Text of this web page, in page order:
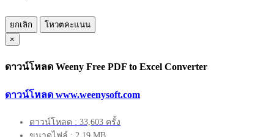
ยกเลิก
โหวตคะแนน
×
ดาวน์โหลด Weeny Free PDF to Excel Converter
ดาวน์โหลด www.weenysoft.com
ดาวน์โหลด : 33,603 ครั้ง